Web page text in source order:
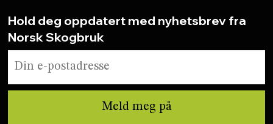
Hold deg oppdatert med nyhetsbrev fra
Norsk Skogbruk